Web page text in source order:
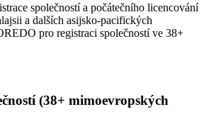
společností a počátečního licencování
a dalších asijsko-pacifických
pro registraci společností ve 38+
(38+ mimoevropských